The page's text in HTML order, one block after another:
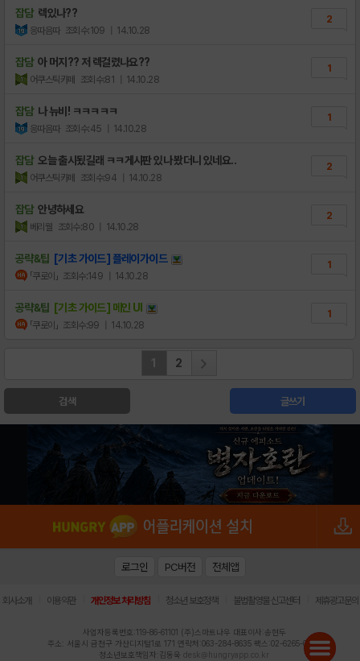
잡담 렉있나??
응따음따 조회수:109 | 14.10.28
2
잡담 아 머지?? 저 렉걸렸나요??
어쿠스틱카페 조회수:81 | 14.10.28
1
잡담 나 뉴비! ㅋㅋㅋㅋㅋ
응따음따 조회수:45 | 14.10.28
1
잡담 오늘 출시됬길래 ㅋㅋ게시판 있나 봤더니 있네요..
어쿠스틱카페 조회수:94 | 14.10.28
2
잡담 안녕하세요
베리웰 조회수:80 | 14.10.28
2
공략&팁 [기초 가이드] 플레이가이드
「쿠로이」 조회수:149 | 14.10.28
1
공략&팁 [기초 가이드] 메인 UI
「쿠로이」 조회수:99 | 14.10.28
1
1 2
검색 글쓰기
로그인 PC버전 전체앱
회사소개 이용약관 개인정보 처리방침 청소년 보호정책 불법촬영물 신고센터 제휴광고문의
사업자등록번호:119-86-61101 (주)스마트나우 대표이사:송현두
주소: 서울시 금천구 가산디지털1로 171 연락처:063-284-8635 팩스:02-6265-0377
청소년보호책임자:김동욱 desk@hungryapp.co.kr